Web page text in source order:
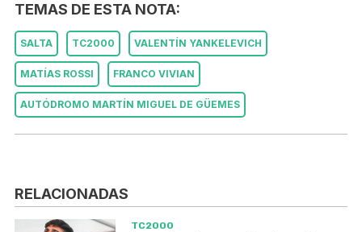
TEMAS DE ESTA NOTA:
SALTA TC2000 VALENTÍN YANKELEVICH
MATÍAS ROSSI FRANCO VIVIAN
AUTÓDROMO MARTÍN MIGUEL DE GÜEMES
RELACIONADAS
TC2000